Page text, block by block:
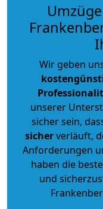
Wir geben
unserer
sicher sein,
sicherverläuft,
Anforderungen
haben die
und